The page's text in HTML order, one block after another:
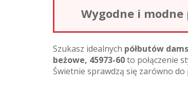
Wygodne i
Szukasz idealnych półbutów
beżowe, 45973-60to połączenie
Świetnie sprawdzą się zarówno